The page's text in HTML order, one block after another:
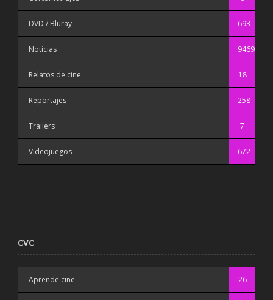
DVD / Bluray 693
Noticias 9469
Relatos de cine 18
Reportajes 258
Trailers 7
Videojuegos 672
CVC
Aprende cine 26